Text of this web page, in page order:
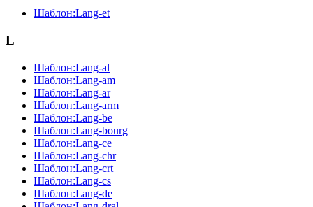
Шаблон:Lang-et
L
Шаблон:Lang-al
Шаблон:Lang-am
Шаблон:Lang-ar
Шаблон:Lang-arm
Шаблон:Lang-be
Шаблон:Lang-bourg
Шаблон:Lang-ce
Шаблон:Lang-chr
Шаблон:Lang-crt
Шаблон:Lang-cs
Шаблон:Lang-de